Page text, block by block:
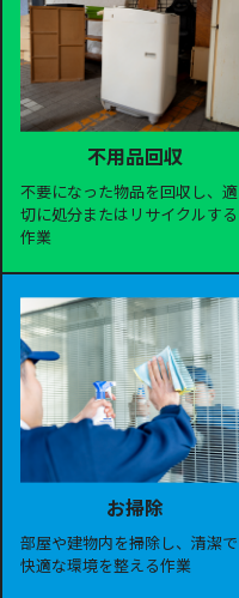
不用品回収
不要になった物品を回収し、適
切に処分またはリサイクルする
作業
お掃除
部屋や建物内を掃除し、清潔で
快適な環境を整える作業